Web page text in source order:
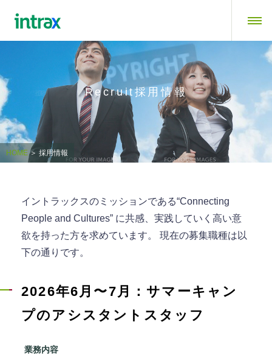
Recruit採用情報
HOME＞ 採用情報
イントラックスのミッションである“Connecting
People and Cultures” に共感、実践していく高い意
欲を持った方を求めています。 現在の募集職種は以
下の通りです。
2026年6月〜7月：サマーキャン
プのアシスタントスタッフ
業務内容